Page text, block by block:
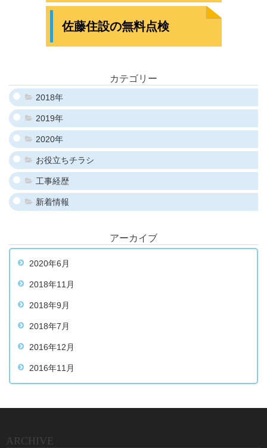
佐藤住設の無料点検
カテゴリー
2018年
2019年
2020年
お役立ちチラシ
工事経歴
新着情報
アーカイブ
2020年6月
2018年11月
2018年9月
2018年7月
2016年12月
2016年11月
ARCHIVE